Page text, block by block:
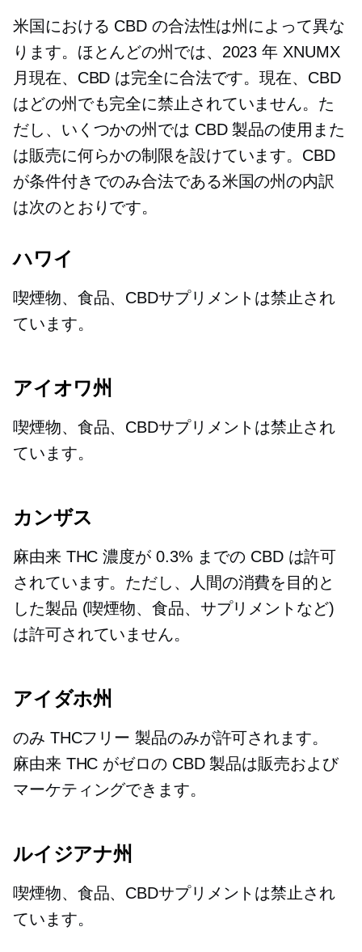
米国における CBD の合法性は州によって異な
ります。ほとんどの州では、2023 年 XNUMX
月現在、CBD は完全に合法です。現在、CBD
はどの州でも完全に禁止されていません。た
だし、いくつかの州では CBD 製品の使用また
は販売に何らかの制限を設けています。CBD
が条件付きでのみ合法である米国の州の内訳
は次のとおりです。
ハワイ
喫煙物、食品、CBDサプリメントは禁止され
ています。
アイオワ州
喫煙物、食品、CBDサプリメントは禁止され
ています。
カンザス
麻由来THC 濃度が 0.3% までの CBD は許可
されています。ただし、人間の消費を目的と
した製品 (喫煙物、食品、サプリメントなど)
は許可されていません。
アイダホ州
のみ THCフリー 製品のみが許可されます。
麻由来THC がゼロの CBD 製品は販売および
マーケティングできます。
ルイジアナ州
喫煙物、食品、CBDサプリメントは禁止され
ています。